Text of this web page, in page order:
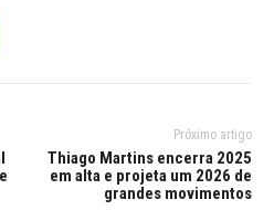
Próximo artigo
Thiago Martins encerra 2025
em alta e projeta um 2026 de
grandes movimentos